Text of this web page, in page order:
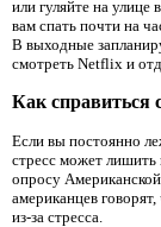
или гуляйте на
вам спать почти на
В выходные
смотреть Netflix и
Как справиться
Если вы постоянно
стресс может лишить
опросу
американцев
из-за стресса.